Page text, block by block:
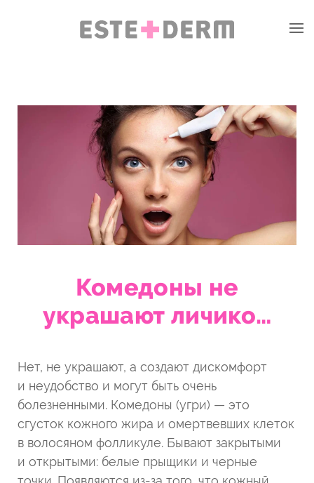
Комедоны не
украшают личико…
Нет, не украшают, а создают дискомфорт
и неудобство и могут быть очень
болезненны­ми. Комедоны (угри) — это
сгусток кожного жира и омертвевших клеток
в волосяном фолликуле. Бывают закрытыми
и открытыми: белые прыщики и черные